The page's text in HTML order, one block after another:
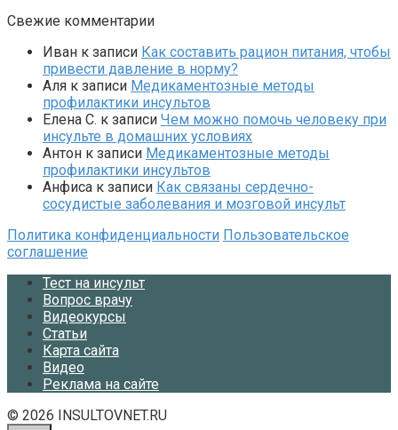
Свежие комментарии
Иван к записи Как составить рацион питания, чтобы
привести давление в норму?
Аля к записи Медикаментозные методы
профилактики инсультов
Елена С. к записи Чем можно помочь человеку при
инсульте в домашних условиях
Антон к записи Медикаментозные методы
профилактики инсультов
Анфиса к записи Как связаны сердечно-
сосудистые заболевания и мозговой инсульт
Политика конфиденциальности Пользовательское
соглашение
Тест на инсульт
Вопрос врачу
Видеокурсы
Статьи
Карта сайта
Видео
Реклама на сайте
© 2026 INSULTOVNET.RU